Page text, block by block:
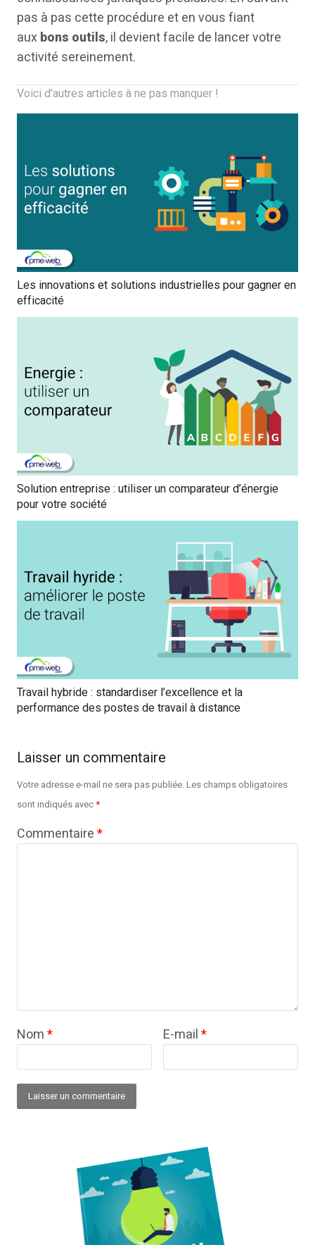
pas à pas cette procédure et en vous fiant
auxbons outils, il devient facile de lancer votre
activité sereinement.
Voici d'autres articles à ne pas manquer !
Les innovations et solutions industrielles pour gagner en
efficacité
Solution entreprise : utiliser un comparateur d’énergie
pour votre société
Travail hybride : standardiser l’excellence et la
performance des postes de travail à distance
Laisser un commentaire
Votre adresse e-mail ne sera pas publiée.Les champs obligatoires
sont indiqués avec*
Commentaire*
Nom* E-mail*